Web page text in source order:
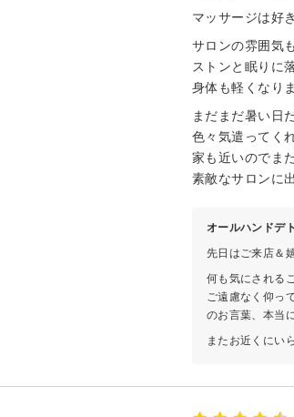
マッサージは好
サロンの雰囲気
ストンと眠りに
身体も軽くなり
まだまだ暑い日
色々気遣ってく
家も近いのでま
素敵なサロンに
オールハンドデ
先日はご来店＆
何も気にされる
ご遠慮なく仰っ
のお言葉、本当
またお近くにい